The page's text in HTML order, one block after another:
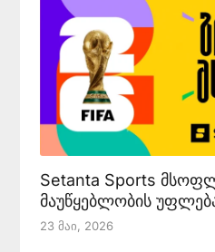
Setanta Sports
მაუწყებლობის
23 Მაი, 2026